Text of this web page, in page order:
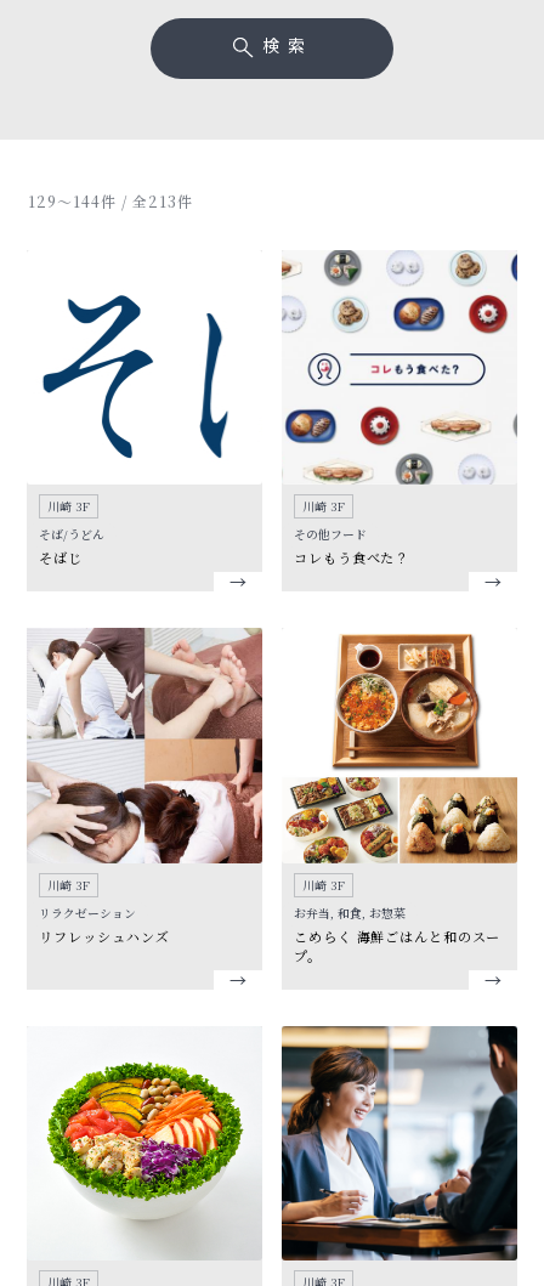
検索
129〜144件 / 全213件
川崎 3F
そば/うどん
そばじ
川崎 3F
その他フード
コレもう食べた？
川崎 3F
リラクゼーション
リフレッシュハンズ
川崎 3F
お弁当, 和食, お惣菜
こめらく 海鮮ごはんと和のスー
プ。